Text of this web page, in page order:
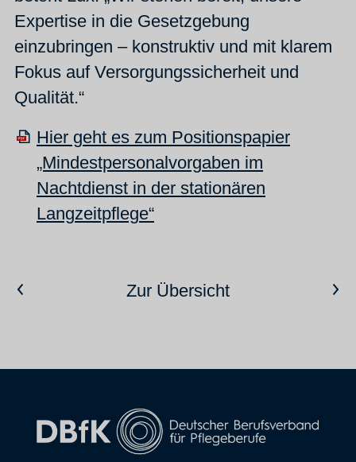
Expertise in die Gesetzgebung
einzubringen – konstruktiv und mit klarem
Fokus auf Versorgungssicherheit und
Qualität.“
Hier geht es zum Positionspapier
„Mindestpersonalvorgaben im
Nachtdienst in der stationären
Langzeitpflege“
Vorheriger ArtikelZur ÜbersichtNächster Artikel